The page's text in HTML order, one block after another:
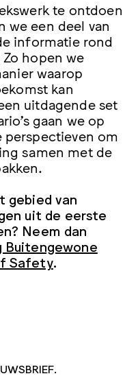
te ontdoen
we een deel van
informatie rond
hopen we
waarop
kan
uitdagende set
gaan we op
om
samen met de
gebied van
uit de eerste
Neem dan
Buitengewone
Safety.